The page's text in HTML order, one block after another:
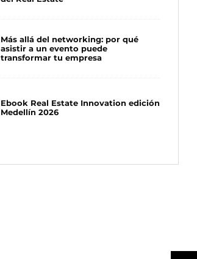
Más allá del networking: por qué
asistir a un evento puede
transformar tu empresa
Ebook Real Estate Innovation edición
Medellín 2026